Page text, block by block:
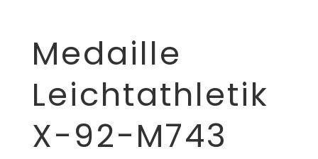
Medaille
Leichtathletik
X-92-M743